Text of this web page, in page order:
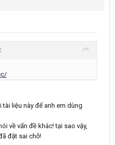
liệu này để anh em dùng
về vấn đề khác! tại sao vậy,
đặt sai chỗ!